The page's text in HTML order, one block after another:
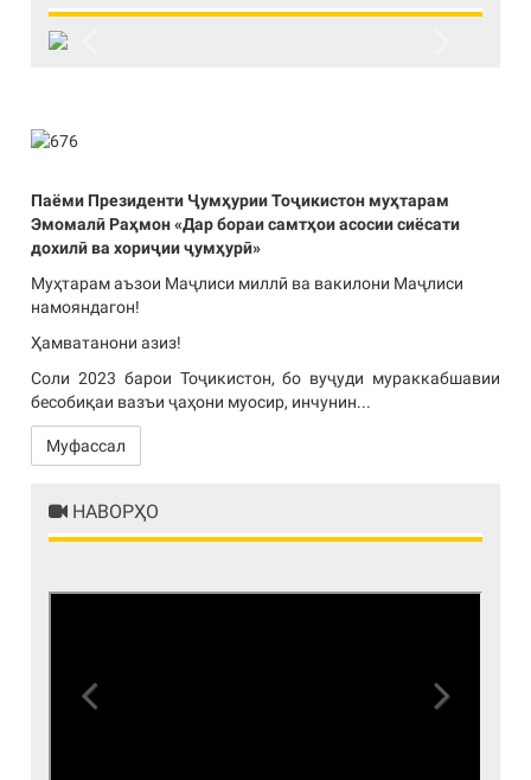
Паёми Президенти Ҷумҳурии Тоҷикистон муҳтарам
Эмомалӣ Раҳмон «Дар бораи самтҳои асосии сиёсати
дохилӣ ва хориҷии ҷумҳурӣ»
Муҳтарам аъзои Маҷлиси миллӣ ва вакилони Маҷлиси
намояндагон!
Ҳамватанони азиз!
Соли 2023 барои Тоҷикистон, бо вуҷуди мураккабшавии
бесобиқаи вазъи ҷаҳони муосир, инчунин...
Муфассал
НАВОРҲО